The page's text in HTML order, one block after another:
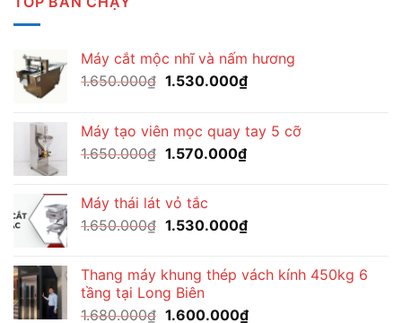
Máy cắt mộc nhĩ và nấm hương
1.650.000₫ Giá
1.650.000₫.
1.530.000₫Giá
là:
1.530.000₫.
Máy tạo viên mọc quay tay 5 cỡ
1.650.000₫ Giá
1.650.000₫.
1.570.000₫Giá
1.570.000₫.
Máy thái lát vỏ tắc
1.650.000₫ Giá
1.650.000₫.
1.530.000₫Giá
là:
Thang máy khung thép vách kính 450kg 6
tầng tại Long Biên
1.680.000₫ Giá
1.600.000₫Giá